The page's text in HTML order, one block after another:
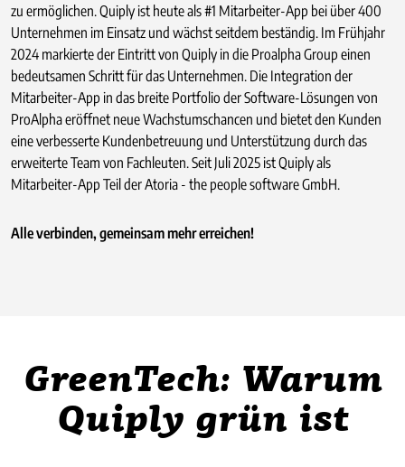
zu ermöglichen. Quiply ist heute als #1 Mitarbeiter-App bei über 400
Unternehmen im Einsatz und wächst seitdem beständig. Im Frühjahr
2024 markierte der Eintritt von Quiply in die Proalpha Group einen
bedeutsamen Schritt für das Unternehmen. Die Integration der
Mitarbeiter-App in das breite Portfolio der Software-Lösungen von
ProAlpha eröffnet neue Wachstumschancen und bietet den Kunden
eine verbesserte Kundenbetreuung und Unterstützung durch das
erweiterte Team von Fachleuten. Seit Juli 2025 ist Quiply als
Mitarbeiter-App Teil der Atoria - the people software GmbH.
Alle verbinden, gemeinsam mehr erreichen!
GreenTech: Warum
Quiply grün ist